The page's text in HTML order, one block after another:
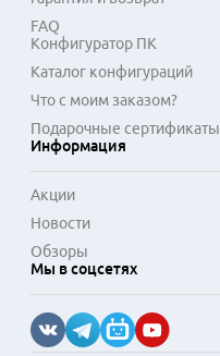
FAQ
Конфигуратор ПК
Каталог конфигураций
Что с моим заказом?
Подарочные сертификаты
Информация
Акции
Новости
Обзоры
Мы в соцсетях